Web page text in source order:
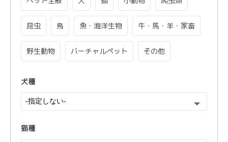
昆虫 鳥 魚・海洋生物 牛・馬・羊・家畜
野生動物 バーチャルペット その他
犬種
猫種